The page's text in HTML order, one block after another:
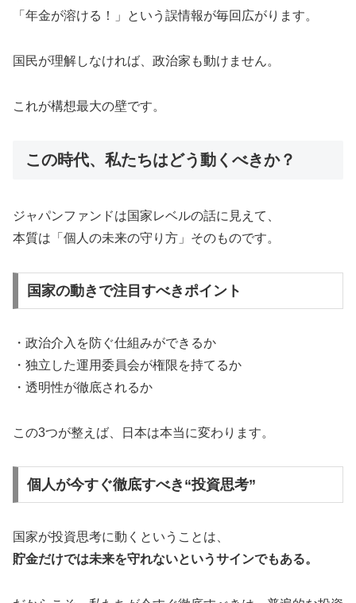
「年金が溶ける！」という誤情報が毎回広がります。
国民が理解しなければ、政治家も動けません。
これが構想最大の壁です。
この時代、私たちはどう動くべきか？
ジャパンファンドは国家レベルの話に見えて、
本質は「個人の未来の守り方」そのものです。
国家の動きで注目すべきポイント
・政治介入を防ぐ仕組みができるか
・独立した運用委員会が権限を持てるか
・透明性が徹底されるか
この3つが整えば、日本は本当に変わります。
個人が今すぐ徹底すべき“投資思考”
国家が投資思考に動くということは、
貯金だけでは未来を守れないというサインでもある。